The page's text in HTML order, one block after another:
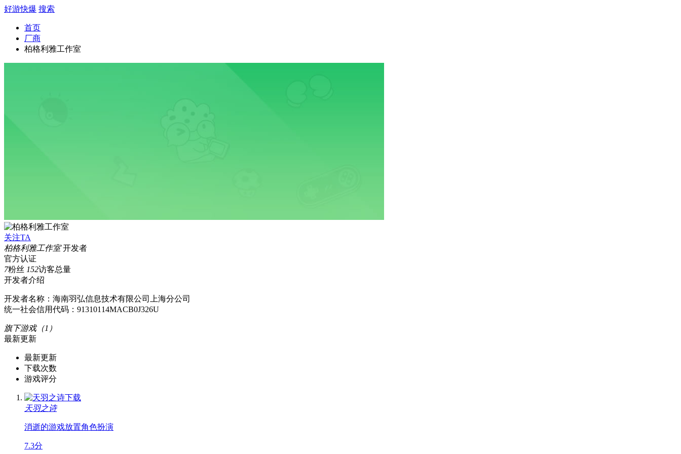
好游快爆 搜索
首页
厂商
柏格利雅工作室
关注TA
柏格利雅工作室 开发者
官方认证
7粉丝 152访客总量
开发者介绍
开发者名称：海南羽弘信息技术有限公司上海分公司
统一社会信用代码：91310114MACB0J326U
旗下游戏（1）
最新更新
最新更新
下载次数
游戏评分
天羽之诗
消逝的游戏放置角色扮演
7.3分